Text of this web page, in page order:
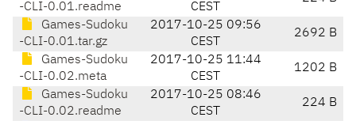
-CLI-0.01.readme
CEST
Games-Sudoku
-CLI-0.01.tar.gz
2017-10-25 09:56
CEST
2692 B
Games-Sudoku
-CLI-0.02.meta
2017-10-25 11:44
CEST
1202 B
Games-Sudoku
-CLI-0.02.readme
2017-10-25 08:46
CEST
224 B